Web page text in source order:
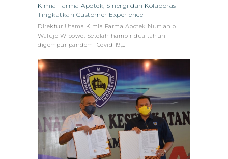
Kimia Farma Apotek, Sinergi dan Kolaborasi
Tingkatkan Customer Experience
Direktur Utama Kimia Farma Apotek Nurtjahjo
Walujo Wibowo. Setelah hampir dua tahun
digempur pandemi Covid-19,…